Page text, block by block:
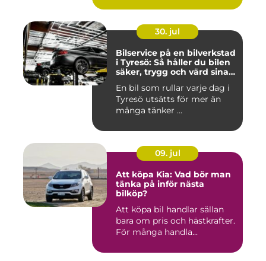
30. jul
Bilservice på en bilverkstad
i Tyresö: Så håller du bilen
säker, trygg och värd sina
En bil som rullar varje dag i
Tyresö utsätts för mer än
många tänker ...
09. jul
Att köpa Kia: Vad bör man
tänka på inför nästa
bilköp?
Att köpa bil handlar sällan
bara om pris och hästkrafter.
För många handla...